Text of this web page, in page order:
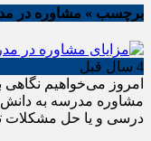
برچسب » مشاوره در
4 سال قبل
امروز می‌خواهیم نگاهی
مشاوره مدرسه به دانش
درسی و یا حل مشکلات